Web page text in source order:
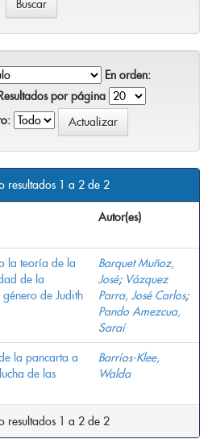
En orden:
por página
resultados 1 a 2 de 2
Autor(es)
la teoría de la
de la
de Judith
Barquet Muñoz,
José; Vázquez
Parra, José Carlos;
Pando Amezcua,
Saraí
la pancarta a
de las
Barríos-Klee,
Walda
resultados 1 a 2 de 2